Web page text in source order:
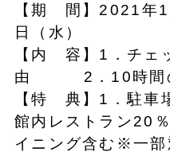
【期 間】2021年
日（水）
【内 容】1．チェ
由 2．10時間の
【特 典】1．駐車
館内レストラン20
イニング含む※一部